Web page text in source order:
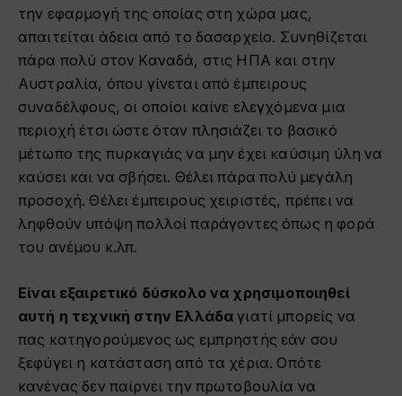
την εφαρμογή της οποίας στη χώρα μας,
απαιτείται άδεια από το δασαρχείο. Συνηθίζεται
πάρα πολύ στον Καναδά, στις ΗΠΑ και στην
Αυστραλία, όπου γίνεται από έμπειρους
συναδέλφους, οι οποίοι καίνε ελεγχόμενα μια
περιοχή έτσι ώστε όταν πλησιάζει το βασικό
μέτωπο της πυρκαγιάς να μην έχει καύσιμη ύλη να
καύσει και να σβήσει. Θέλει πάρα πολύ μεγάλη
προσοχή. Θέλει έμπειρους χειριστές, πρέπει να
ληφθούν υπόψη πολλοί παράγοντες όπως η φορά
του ανέμου κ.λπ.
Είναι εξαιρετικό δύσκολο να χρησιμοποιηθεί
αυτή η τεχνική στην Ελλάδα γιατί μπορείς να
πας κατηγορούμενος ως εμπρηστής εάν σου
ξεφύγει η κατάσταση από τα χέρια. Οπότε
κανένας δεν παίρνει την πρωτοβουλία να